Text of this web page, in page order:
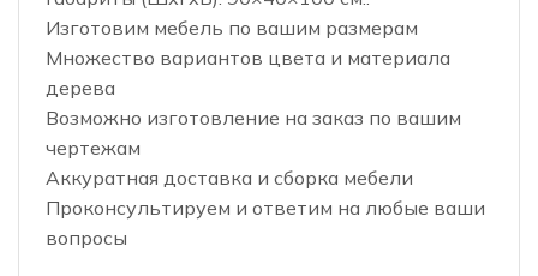
Изготовим мебель по вашим размерам
Множество вариантов цвета и материала
дерева
Возможно изготовление на заказ по вашим
чертежам
Аккуратная доставка и сборка мебели
Проконсультируем и ответим на любые ваши
вопросы